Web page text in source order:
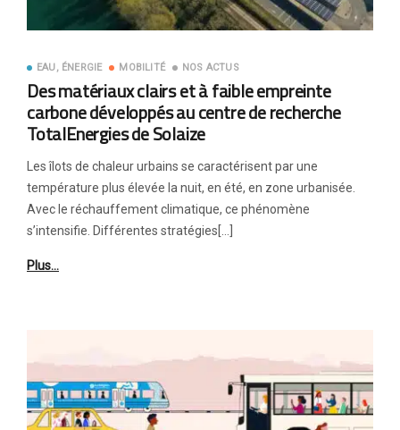
EAU, ÉNERGIE MOBILITÉ NOS ACTUS
Des matériaux clairs et à faible empreinte
carbone développés au centre de recherche
TotalEnergies de Solaize
Les îlots de chaleur urbains se caractérisent par une
température plus élevée la nuit, en été, en zone urbanisée.
Avec le réchauffement climatique, ce phénomène
s’intensifie. Différentes stratégies[…]
Plus…